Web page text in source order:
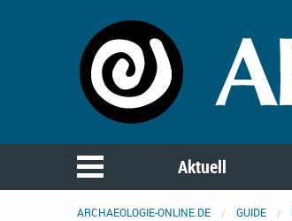
Aktuell
ARCHAEOLOGIE-ONLINE.DE GUIDE